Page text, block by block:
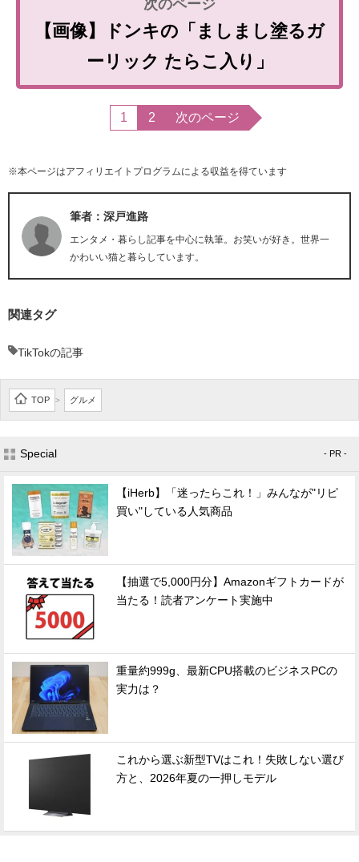
【画像】ドンキの「ましまし塗るガ
ーリック たらこ入り」
1 2 次のページ
※本ページはアフィリエイトプログラムによる収益を得ています
筆者：深戸進路
エンタメ・暮らし記事を中心に執筆。お笑いが好き。世界一
かわいい猫と暮らしています。
関連タグ
TikTokの記事
TOP > グルメ
Special - PR -
【iHerb】「迷ったらこれ！」みんなが"リピ
買い"している人気商品
【抽選で5,000円分】Amazonギフトカードが
当たる！読者アンケート実施中
重量約999g、最新CPU搭載のビジネスPCの
実力は？
これから選ぶ新型TVはこれ！失敗しない選び
方と、2026年夏の一押しモデル